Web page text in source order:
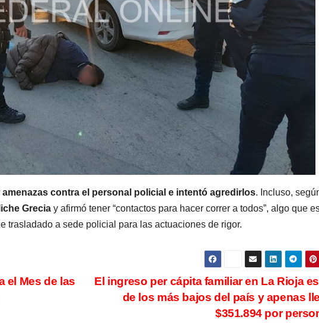
contra el personal policial e intentó agredirlos. Incluso,
Grecia y afirmó tener “contactos para hacer correr a todos”, algo que
trasladado a sede policial para las actuaciones de rigor.
El ingreso per cápita familiar en La Rioja
de los más bajos del país y apenas
$351.894 por
el Mes de las